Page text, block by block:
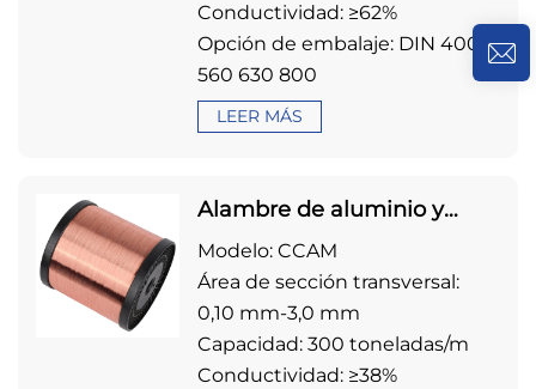
Conductividad: ≥62%
Opción de embalaje: DIN 400
560 630 800
LEER MÁS
Alambre de aluminio y
magnesio revestido de
cobre (alambre CCAM)
Modelo: CCAM
Área de sección transversal:
0,10 mm-3,0 mm
Capacidad: 300 toneladas/m
Conductividad: ≥38%